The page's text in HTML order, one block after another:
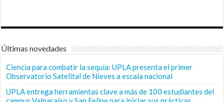
Últimas novedades
Ciencia para combatir la sequía: UPLA presenta el primer
Observatorio Satelital de Nieves a escala nacional
UPLA entrega herramientas clave a más de 100 estudiantes del